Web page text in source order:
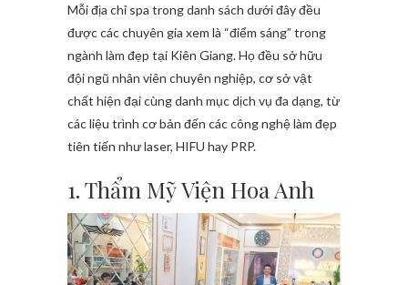
Mỗi địa chỉ spa trong danh sách dưới đây đều
được các chuyên gia xem là “điểm sáng” trong
ngành làm đẹp tại Kiên Giang. Họ đều sở hữu
đội ngũ nhân viên chuyên nghiệp, cơ sở vật
chất hiện đại cùng danh mục dịch vụ đa dạng, từ
các liệu trình cơ bản đến các công nghệ làm đẹp
tiên tiến như laser, HIFU hay PRP.
1. Thẩm Mỹ Viện Hoa Anh